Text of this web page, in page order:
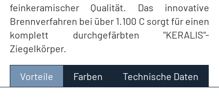
feinkeramischer Qualität. Das innovative
Brennverfahren bei über 1.100 C sorgt für einen
komplett durchgefärbten "KERALIS"-
Ziegelkörper.
Vorteile Farben Technische Daten